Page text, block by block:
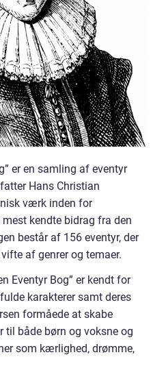
er en samling af eventyr
Hans Christian
værk inden for
kendte bidrag fra den
består af 156 eventyr, der
af genrer og temaer.
Eventyr Bog” er kendt for
karakterer samt deres
formåede at skabe
til både børn og voksne og
som kærlighed, drømme,